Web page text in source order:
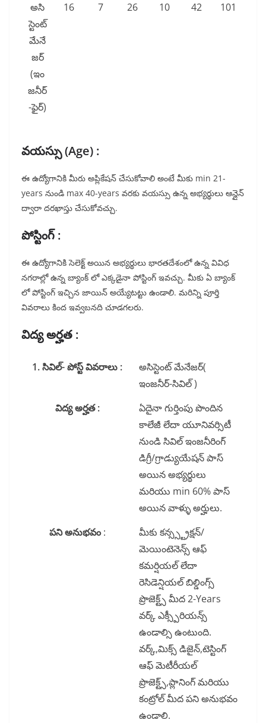
అసి
స్టెంట్
మేనే
జర్
(ఇం
జనీర్
-ఫైర్)
16 7 26 10 42 101
వయస్సు (Age) :
ఈ ఉద్యోగానికి మీరు అప్లికేషన్ చేసుకోవాలి అంటే మీకు min 21-
years నుండి max 40-years వరకు వయస్సు ఉన్న అభ్యర్థులు ఆన్లైన్
ద్వారా దరఖాస్తు చేసుకోవచ్చు.
పోస్టింగ్ :
ఈ ఉద్యోగానికి సెలెక్ట్ అయిన అభ్యర్థులు భారతదేశంలో ఉన్న వివిధ
నగరాల్లో ఉన్న బ్యాంక్ లో ఎక్కడైనా పోస్టింగ్ ఇవచ్చు. మీకు ఏ బ్యాంక్
లో పోస్టింగ్ ఇచ్చిన జాయిన్ అయ్యేటట్టు ఉండాలి. మరిన్ని పూర్తి
వివరాలు కింద ఇవ్వబనది చూడగలరు.
విద్య అర్హత :
1. సివిల్- పోస్ట్ వివరాలు :
అసిస్టెంట్ మేనేజర్(
ఇంజనీర్-సివిల్ )
విద్య అర్హత :
ఏదైనా గుర్తింపు పొందిన
కాలేజీ లేదా యూనివర్సిటీ
నుండి సివిల్ ఇంజనీరింగ్
డిగ్రీ/గ్రాడ్యుయేషన్ పాస్
అయిన అభ్యర్థులు
మరియు min 60% పాస్
అయిన వాళ్ళు అర్హులు.
పని అనుభవం:
మీకు కన్స్స్ట్రక్షన్/
మెయింటెనెన్స్ ఆఫ్
కమర్షియల్ లేదా
రెసిడెన్షియల్ బిల్డింగ్స్
ప్రొజెక్ట్స్ మీద 2-Years
వర్క్ ఎక్స్పీరియన్స్
ఉండాల్సి ఉంటుంది.
వర్క్,మిక్స్ డిజైన్,టెస్టింగ్
ఆఫ్ మెటీరీయల్
ప్రొజెక్ట్స్,ప్లానింగ్ మరియు
కంట్రోల్ మీద పని అనుభవం
ఉండాలి.